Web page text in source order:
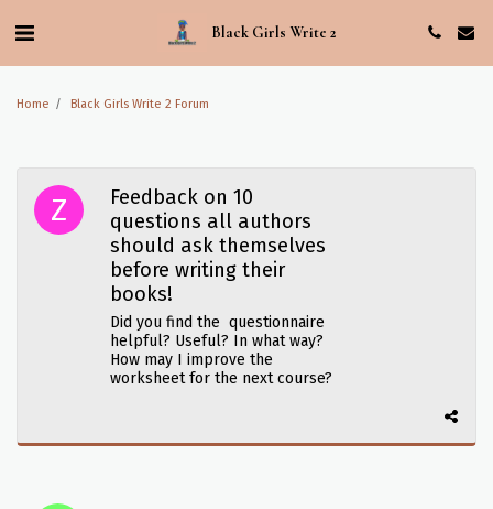
Black Girls Write 2
Home Black Girls Write 2 Forum
Feedback on 10
questions all authors
should ask themselves
before writing their
books!
Did you find the questionnaire
helpful? Useful? In what way?
How may I improve the
worksheet for the next course?